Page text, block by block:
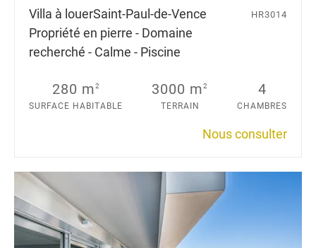
Villa à louerSaint-Paul-de-Vence
Propriété en pierre - Domaine
recherché - Calme - Piscine
HR3014
280 m2
SURFACE HABITABLE
3000 m2
TERRAIN
4
CHAMBRES
Nous consulter